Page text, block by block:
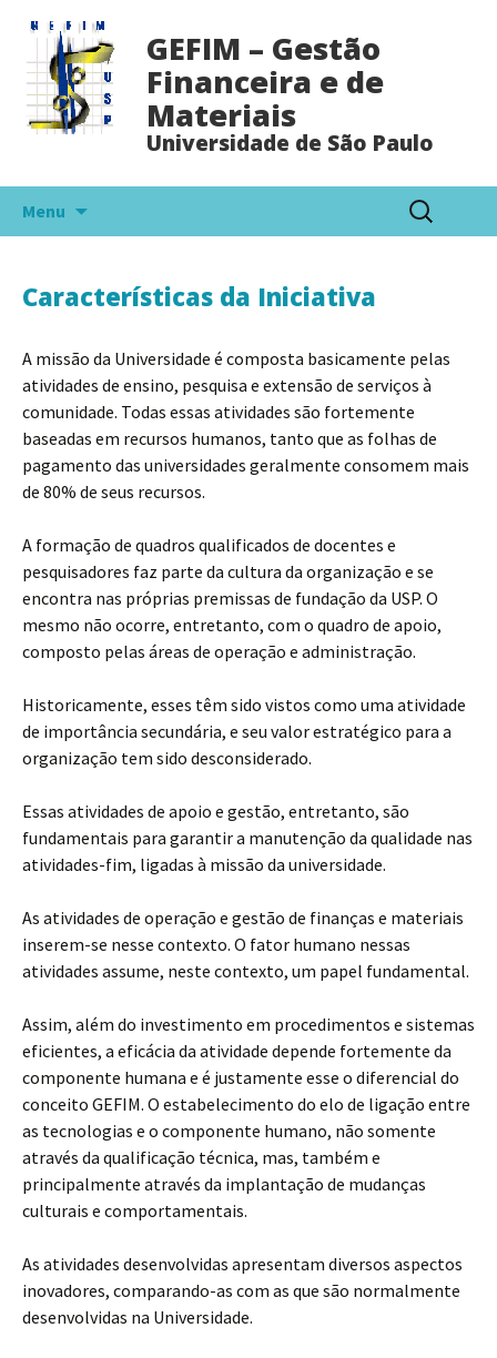
GEFIM – Gestão
Financeira e de
Materiais
Universidade de São Paulo
Menu
Pesquisar
por:
Características da Iniciativa
A missão da Universidade é composta basicamente pelas
atividades de ensino, pesquisa e extensão de serviços à
comunidade. Todas essas atividades são fortemente
baseadas em recursos humanos, tanto que as folhas de
pagamento das universidades geralmente consomem mais
de 80% de seus recursos.
A formação de quadros qualificados de docentes e
pesquisadores faz parte da cultura da organização e se
encontra nas próprias premissas de fundação da USP. O
mesmo não ocorre, entretanto, com o quadro de apoio,
composto pelas áreas de operação e administração.
Historicamente, esses têm sido vistos como uma atividade
de importância secundária, e seu valor estratégico para a
organização tem sido desconsiderado.
Essas atividades de apoio e gestão, entretanto, são
fundamentais para garantir a manutenção da qualidade nas
atividades-fim, ligadas à missão da universidade.
As atividades de operação e gestão de finanças e materiais
inserem-se nesse contexto. O fator humano nessas
atividades assume, neste contexto, um papel fundamental.
Assim, além do investimento em procedimentos e sistemas
eficientes, a eficácia da atividade depende fortemente da
componente humana e é justamente esse o diferencial do
conceito GEFIM. O estabelecimento do elo de ligação entre
as tecnologias e o componente humano, não somente
através da qualificação técnica, mas, também e
principalmente através da implantação de mudanças
culturais e comportamentais.
As atividades desenvolvidas apresentam diversos aspectos
inovadores, comparando-as com as que são normalmente
desenvolvidas na Universidade.